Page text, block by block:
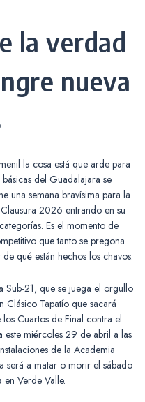
la verdad
nueva
la cosa está que arde para
del Guadalajara se
una semana bravísima para la
2026 entrando en su
Es el momento de
que tanto se pregona
qué están hechos los chavos.
Sub-21, que se juega el orgullo
Clásico Tapatío que sacará
Cuartos de Final contra el
este miércoles 29 de abril a las
de la Academia
será a matar o morir el sábado
Verde Valle.